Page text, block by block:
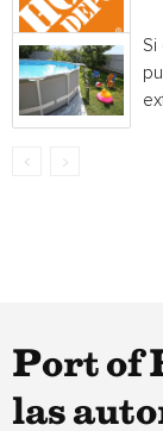
Si
Port of
las